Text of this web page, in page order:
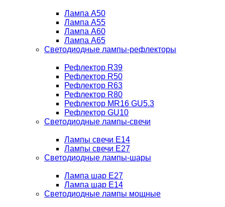
Лампа A50
Лампа A55
Лампа A60
Лампа A65
Светодиодные лампы-рефлекторы
Рефлектор R39
Рефлектор R50
Рефлектор R63
Рефлектор R80
Рефлектор MR16 GU5.3
Рефлектор GU10
Светодиодные лампы-свечи
Лампы свечи Е14
Лампы свечи Е27
Светодиодные лампы-шары
Лампа шар E27
Лампа шар Е14
Светодиодные лампы мощные